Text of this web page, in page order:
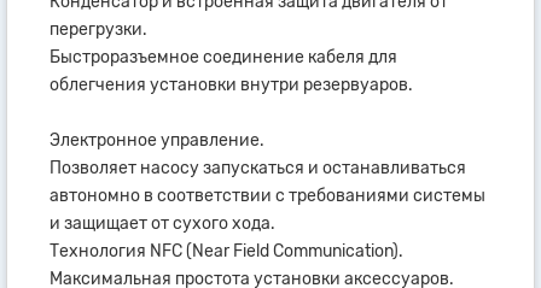
перегрузки.
Быстроразъемное соединение кабеля для
облегчения установки внутри резервуаров.
Электронное управление.
Позволяет насосу запускаться и останавливаться
автономно в соответствии с требованиями системы
и защищает от сухого хода.
Технология NFC (Near Field Communication).
Максимальная простота установки аксессуаров.